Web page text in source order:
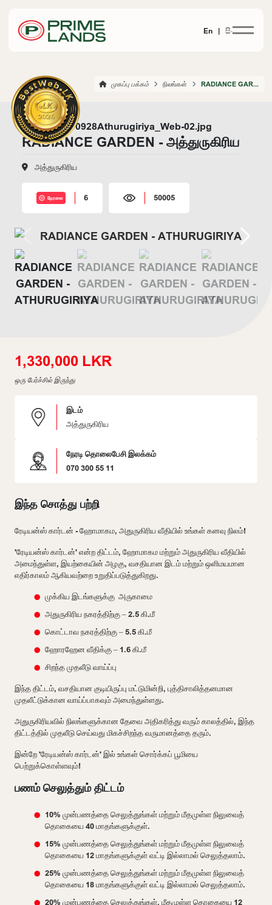
En | සිං
முகப்பு பக்கம் நிலங்கள் RADIANCE GARDEN ATHURUGIRIYA
RADIANCE GARDEN - அத்துருகிரிய
அத்துருகிரிய
நேரலை 6 50005
1,330,000 LKR
ஒரு பேர்ச்சில் இருந்து
இடம்
அத்துருகிரிய
நேரடி தொலைபேசி இலக்கம்
070 300 55 11
இந்த சொத்து பற்றி
ரேடியன்ஸ் கார்டன் - ஹோமாகம, அதுருகிரிய வீதியில் உங்கள் கனவு நிலம்!
'ரேடியன்ஸ் கார்டன்' என்ற திட்டம், ஹோமாகம மற்றும் அதுருகிரிய வீதியில்
அமைந்துள்ள, இயற்கையின் அழகு, வசதியான இடம் மற்றும் ஒளிமயமான
எதிர்காலம் ஆகியவற்றை உறுதிப்படுத்துகிறது.
முக்கிய இடங்களுக்கு அருகாமை
அதுருகிரிய நகரத்திற்கு – 2.5 கி.மீ
கொட்டாவ நகரத்திற்கு – 5.5 கி.மீ
ஹோரஹேன வீதிக்கு – 1.6 கி.மீ
சிறந்த முதலீடு வாய்ப்பு
இந்த திட்டம், வசதியான குடியிருப்பு மட்டுமின்றி, புத்திசாலித்தனமான
முதலீட்டுக்கான வாய்ப்பாகவும் அமைந்துள்ளது.
அதுருகிரியவில் நிலங்களுக்கான தேவை அதிகரித்து வரும் காலத்தில், இந்த
திட்டத்தில் முதலீடு செய்வது மிகச்சிறந்த வருமானத்தை தரும்.
இன்றே 'ரேடியன்ஸ் கார்டன்' இல் உங்கள் சொர்க்கப் பூமியை
பெற்றுக்கொள்ளவும்!
பணம் செலுத்தும் திட்டம்
10% முன்பணத்தை செலுத்துங்கள் மற்றும் மீதமுள்ள நிலுவைத்
தொகையை 40 மாதங்களுக்குள்.
15% முன்பணத்தை செலுத்துங்கள் மற்றும் மீதமுள்ள நிலுவைத்
தொகையை 12 மாதங்களுக்குள் வட்டி இல்லாமல் செலுத்தலாம்.
25% முன்பணத்தை செலுத்துங்கள் மற்றும் மீதமுள்ள நிலுவைத்
தொகையை 18 மாதங்களுக்குள் வட்டி இல்லாமல் செலுத்தலாம்.
20% முன்பணத்தை செலுத்துங்கள், மீதமுள்ள தொகையை 12